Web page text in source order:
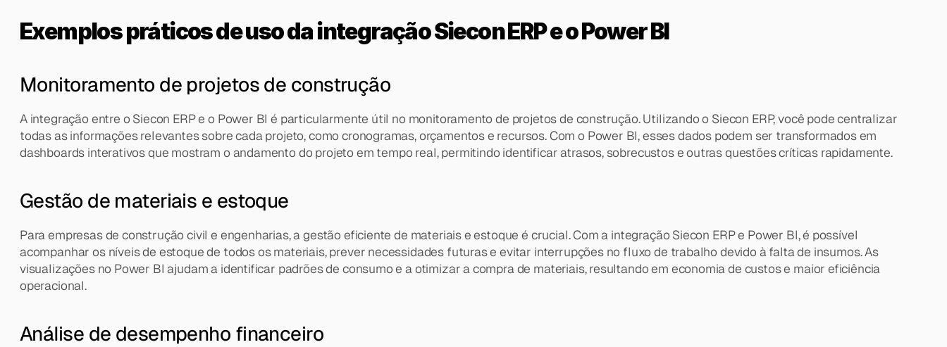
Exemplos práticos de uso da integração Siecon ERP e o Power BI
Monitoramento de projetos de construção
A integração entre o Siecon ERP e o Power BI é particularmente útil no monitoramento de projetos de construção. Utilizando o Siecon ERP, você pode centralizar
todas as informações relevantes sobre cada projeto, como cronogramas, orçamentos e recursos. Com o Power BI, esses dados podem ser transformados em
dashboards interativos que mostram o andamento do projeto em tempo real, permitindo identificar atrasos, sobrecustos e outras questões críticas rapidamente.
Gestão de materiais e estoque
Para empresas de construção civil e engenharias, a gestão eficiente de materiais e estoque é crucial. Com a integração Siecon ERP e Power BI, é possível
acompanhar os níveis de estoque de todos os materiais, prever necessidades futuras e evitar interrupções no fluxo de trabalho devido à falta de insumos. As
visualizações no Power BI ajudam a identificar padrões de consumo e a otimizar a compra de materiais, resultando em economia de custos e maior eficiência
operacional.
Análise de desempenho financeiro